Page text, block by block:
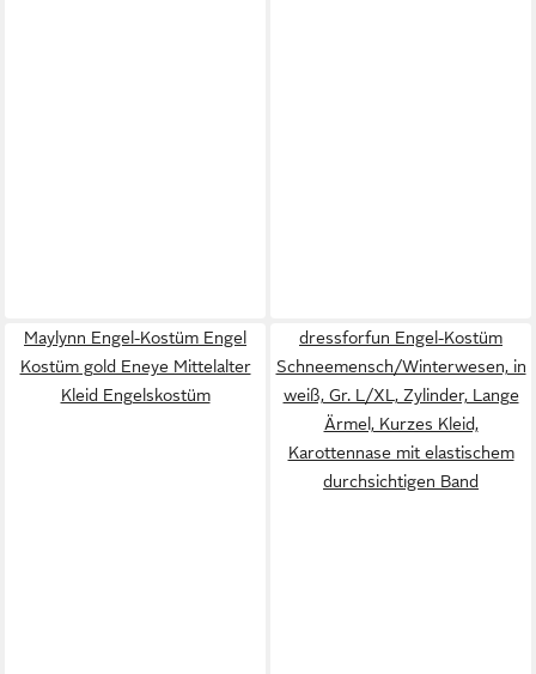
Maylynn Engel-Kostüm Engel
Kostüm gold Eneye Mittelalter
Kleid Engelskostüm
dressforfun Engel-Kostüm
Schneemensch/Winterwesen, in
weiß, Gr. L/XL, Zylinder, Lange
Ärmel, Kurzes Kleid,
Karottennase mit elastischem
durchsichtigen Band